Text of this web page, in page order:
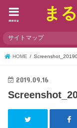
ま
menu
サイトマップ
HOME
2019.09.16